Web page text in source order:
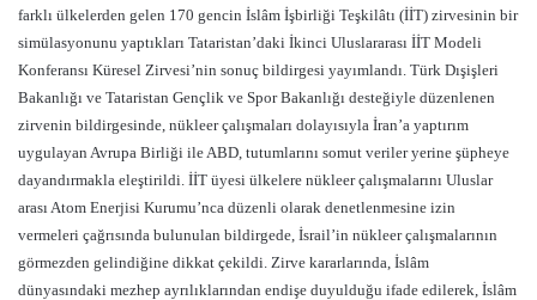
farklı ülkelerden gelen 170 gencin İslâm İşbirliği Teşkilâtı (İİT) zirvesinin bir
simülasyonunu yaptıkları Tataristan’daki İkinci Uluslararası İİT Modeli
Konferansı Küresel Zirvesi’nin sonuç bildirgesi yayımlandı. Türk Dışişleri
Bakanlığı ve Tataristan Gençlik ve Spor Bakanlığı desteğiyle düzenlenen
zirvenin bildirgesinde, nükleer çalışmaları dolayısıyla İran’a yaptırım
uygulayan Avrupa Birliği ile ABD, tutumlarını somut veriler yerine şüpheye
dayandırmakla eleştirildi. İİT üyesi ülkelere nükleer çalışmalarını Uluslar
arası Atom Enerjisi Kurumu’nca düzenli olarak denetlenmesine izin
vermeleri çağrısında bulunulan bildirgede, İsrail’in nükleer çalışmalarının
görmezden gelindiğine dikkat çekildi. Zirve kararlarında, İslâm
dünyasındaki mezhep ayrılıklarından endişe duyulduğu ifade edilerek, İslâm